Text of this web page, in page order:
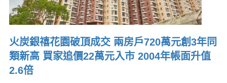
火炭銀禧花園破頂成交 兩房戶720萬元創3年同
類新高 買家追價22萬元入市 2004年帳面升值
2.6倍